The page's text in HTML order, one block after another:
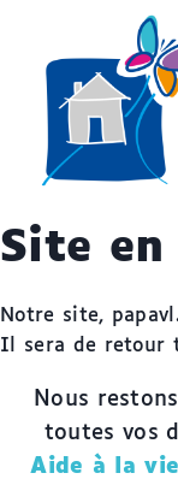
Site en
Notre site,
Il sera de retour
Nous
toutes vos
Aide à la